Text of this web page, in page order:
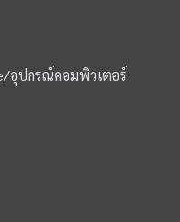
อุปกรณ์คอมพิวเตอร์